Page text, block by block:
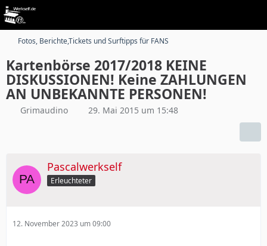
Fotos, Berichte,Tickets und Surftipps für FANS
Kartenbörse 2017/2018 KEINE
DISKUSSIONEN! Keine ZAHLUNGEN
AN UNBEKANNTE PERSONEN!
Grimaudino 29. Mai 2015 um 15:48
Pascalwerkself
Erleuchteter
12. November 2023 um 09:00